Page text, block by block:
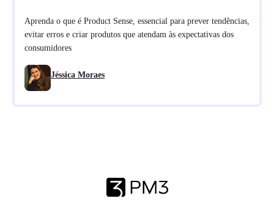
Aprenda o que é Product Sense, essencial para prever tendências,
evitar erros e criar produtos que atendam às expectativas dos
consumidores
Jéssica Moraes